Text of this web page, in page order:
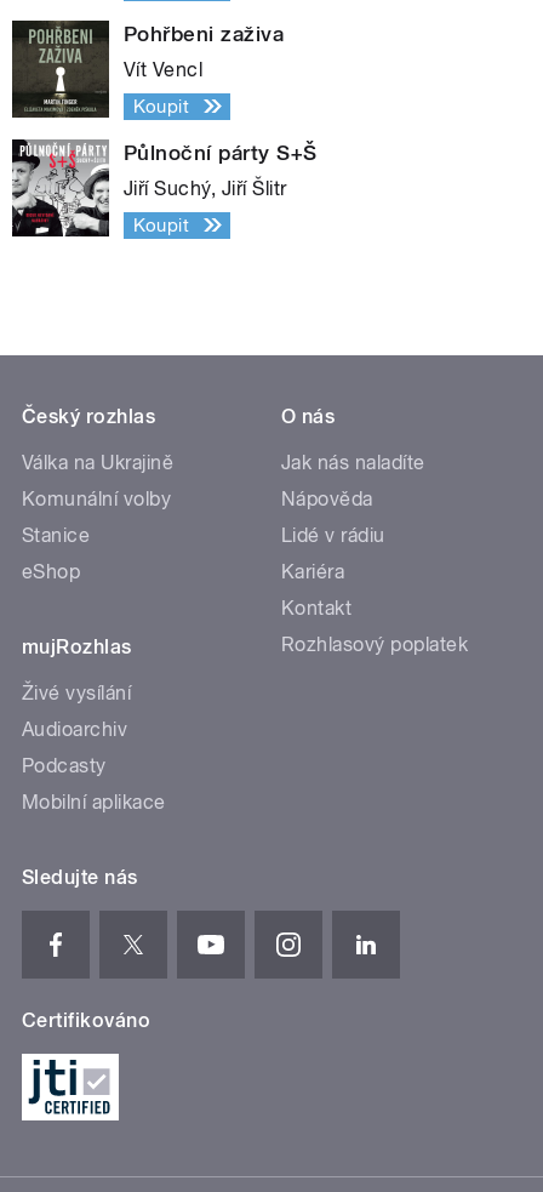
Pohřbeni zaživa
Vít Vencl
Koupit
Půlnoční párty S+Š
Jiří Suchý, Jiří Šlitr
Koupit
Český rozhlas
Válka na Ukrajině
Komunální volby
Stanice
eShop
mujRozhlas
Živé vysílání
Audioarchiv
Podcasty
Mobilní aplikace
O nás
Jak nás naladíte
Nápověda
Lidé v rádiu
Kariéra
Kontakt
Rozhlasový poplatek
Sledujte nás
Certifikováno